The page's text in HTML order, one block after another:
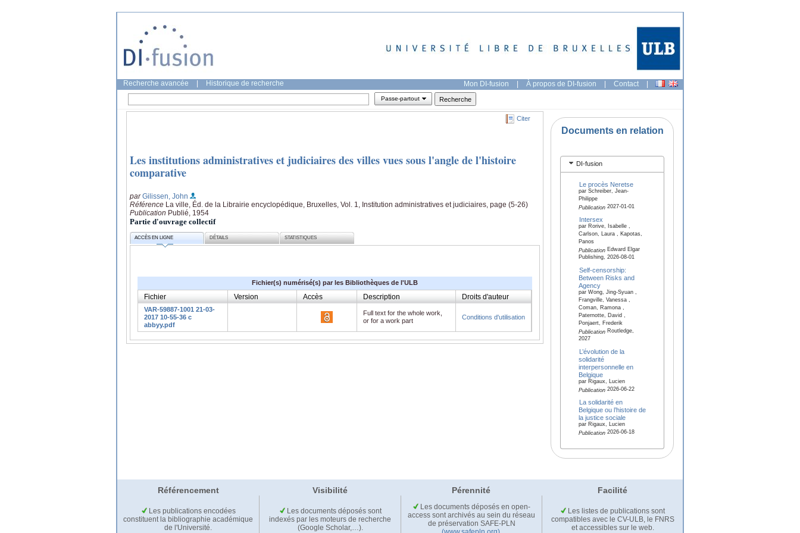
Recherche avancée Historique de recherche Mon DI-fusion | À propos de DI-fusion | Contact |
Passe-partout
Citer
Les institutions administratives et judiciaires des villes vues sous l'angle de l'histoire
comparative
parGilissen, John
Référence La ville, Éd. de la Librairie encyclopédique, Bruxelles, Vol. 1, Institution administratives et judiciaires, page (5-26)
Publication Publié, 1954
Partie d'ouvrage collectif
ACCÈS EN LIGNE DÉTAILS STATISTIQUES
Fichier(s) numérisé(s) par les Bibliothèques de l'ULB
Fichier Version Accès Description Droits d'auteur
VAR-59887-1001 21-03-
2017 10-55-36 c
abbyy.pdf
Full text for the whole work,
or for a work part
Conditions d'utilisation
Documents en relation
DI-fusion
Le procès Neretse
par Schreiber, Jean-
Philippe
Publication2027-01-01
Intersex
par Rorive, Isabelle ,
Carlson, Laura , Kapotas,
Panos
PublicationEdward Elgar
Publishing, 2026-08-01
Self-censorship:
Between Risks and
Agency
par Wong, Jing-Syuan ,
Frangville, Vanessa ,
Coman, Ramona ,
Paternotte, David ,
Ponjaert, Frederik
PublicationRoutledge,
2027
L’évolution de la
solidarité
interpersonnelle en
Belgique
par Rigaux, Lucien
Publication2026-06-22
La solidarité en
Belgique ou l’histoire de
la justice sociale
par Rigaux, Lucien
Publication2026-06-18
Référencement Visibilité Pérennité Facilité
Les publications encodées
constituent la bibliographie académique
de l'Université.
Les documents déposés sont
indexés par les moteurs de recherche
(Google Scholar,…).
Les documents déposés en open-
access sont archivés au sein du réseau
de préservation SAFE-PLN
Les listes de publications sont
compatibles avec le CV-ULB, le FNRS
et accessibles sur le web.